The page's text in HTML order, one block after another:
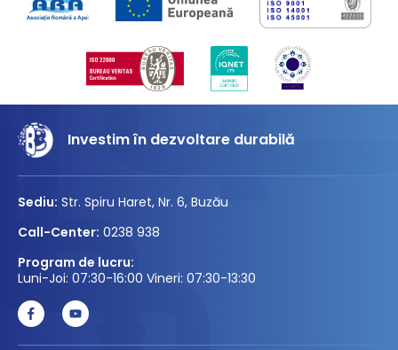
Investim în dezvoltare durabilă
Sediu: Str. Spiru Haret, Nr. 6, Buzău
Call-Center: 0238 938
Program de lucru:
Luni-Joi: 07:30-16:00 Vineri: 07:30-13:30